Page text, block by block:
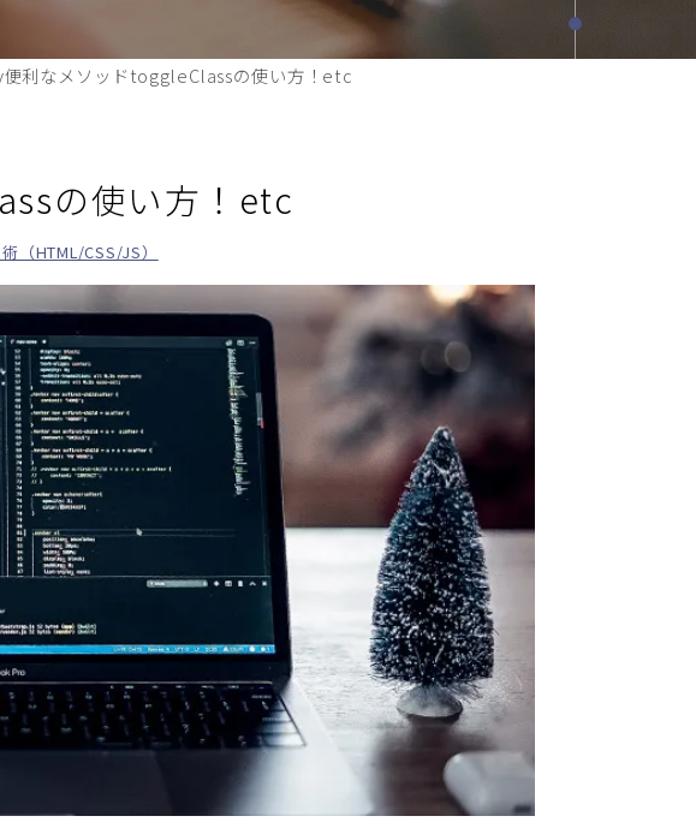
利なメソッドtoggleClassの使い方！etc
の使い方！etc
（HTML/CSS/JS）